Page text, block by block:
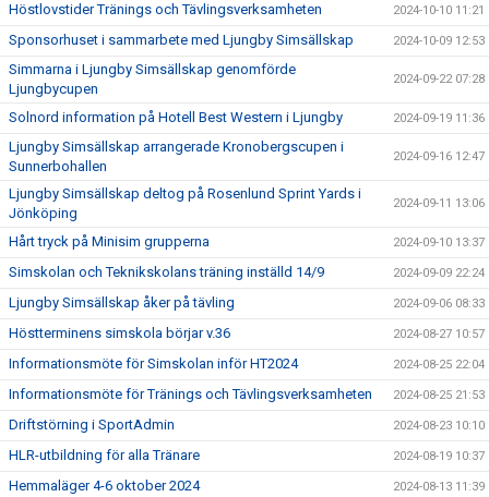
Höstlovstider Tränings och Tävlingsverksamheten 2024-10-10 11:21
Sponsorhuset i sammarbete med Ljungby Simsällskap 2024-10-09 12:53
Simmarna i Ljungby Simsällskap genomförde
Ljungbycupen
2024-09-22 07:28
Solnord information på Hotell Best Western i Ljungby 2024-09-19 11:36
Ljungby Simsällskap arrangerade Kronobergscupen i
Sunnerbohallen
2024-09-16 12:47
Ljungby Simsällskap deltog på Rosenlund Sprint Yards i
Jönköping
2024-09-11 13:06
Hårt tryck på Minisim grupperna 2024-09-10 13:37
Simskolan och Teknikskolans träning inställd 14/9 2024-09-09 22:24
Ljungby Simsällskap åker på tävling 2024-09-06 08:33
Höstterminens simskola börjar v.36 2024-08-27 10:57
Informationsmöte för Simskolan inför HT2024 2024-08-25 22:04
Informationsmöte för Tränings och Tävlingsverksamheten 2024-08-25 21:53
Driftstörning i SportAdmin 2024-08-23 10:10
HLR-utbildning för alla Tränare 2024-08-19 10:37
Hemmaläger 4-6 oktober 2024 2024-08-13 11:39